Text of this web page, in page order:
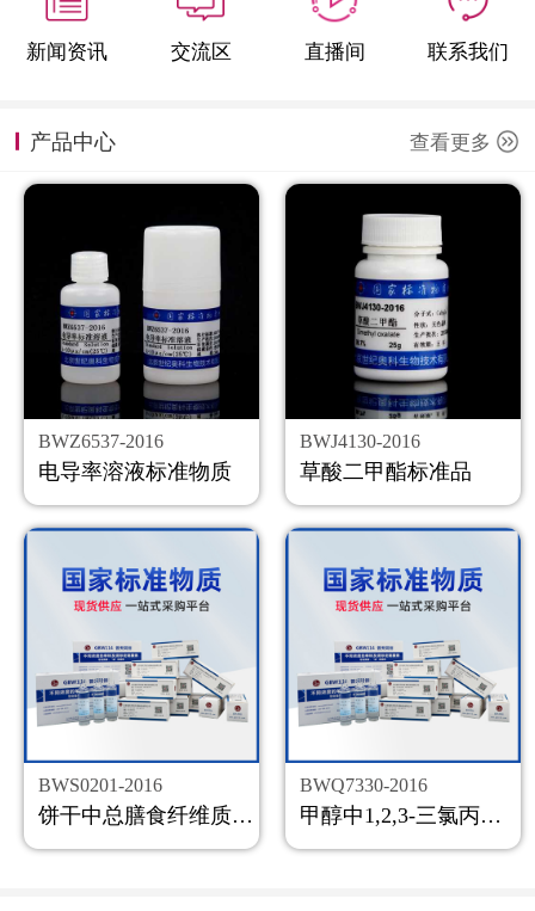
新闻资讯 交流区 直播间 联系我们
产品中心 查看更多
BWZ6537-2016
电导率溶液标准物质
BWJ4130-2016
草酸二甲酯标准品
BWS0201-2016
饼干中总膳食纤维质控样品
BWQ7330-2016
甲醇中1,2,3-三氯丙烷溶液标准物质
定制仪器
新闻资讯
公司主页
购物车
会员中心
联系我们
返回主页